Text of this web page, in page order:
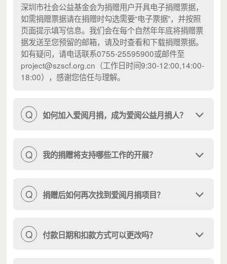
深圳市社会公益基金会为捐赠用户开具电子捐赠票据，
如需捐赠票据请在捐赠时勾选需要“电子票据”，并按照
页面提示填写信息。我们会在每个自然年年底将捐赠票
据发送至您预留的邮箱，请及时查看和下载捐赠票据。
如有疑问，请电话联系0755-25595900或邮件至
project@szscf.org.cn（工作日时间9:30-12:00,14:00-
18:00），感谢您信任与理解。
Q 如何加入爱阅月捐，成为爱阅公益月捐人？
Q 我的捐赠将支持哪些工作的开展？
Q 捐赠后如何再次找到爱阅月捐项目？
Q 付款日期和扣款方式可以更改吗？